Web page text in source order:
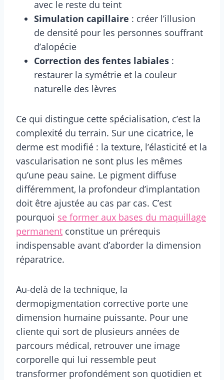
avec le reste du teint
Simulation capillaire : créer l’illusion
de densité pour les personnes souffrant
d’alopécie
Correction des fentes labiales :
restaurer la symétrie et la couleur
naturelle des lèvres
Ce qui distingue cette spécialisation, c’est la
complexité du terrain. Sur une cicatrice, le
derme est modifié : la texture, l’élasticité et la
vascularisation ne sont plus les mêmes
qu’une peau saine. Le pigment diffuse
différemment, la profondeur d’implantation
doit être ajustée au cas par cas. C’est
pourquoi se former aux bases du maquillage
permanent constitue un prérequis
indispensable avant d’aborder la dimension
réparatrice.
Au-delà de la technique, la
dermopigmentation corrective porte une
dimension humaine puissante. Pour une
cliente qui sort de plusieurs années de
parcours médical, retrouver une image
corporelle qui lui ressemble peut
transformer profondément son quotidien et